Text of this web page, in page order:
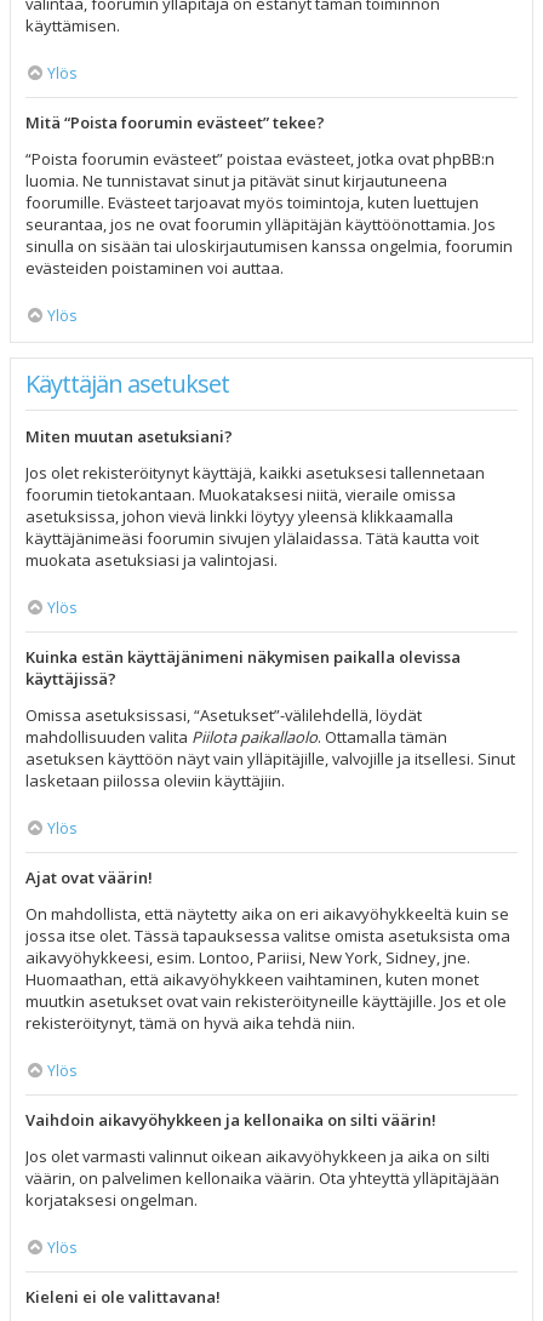
käyttämisen.
Ylös
Mitä “Poista foorumin evästeet” tekee?
“Poista foorumin evästeet” poistaa evästeet, jotka ovat phpBB:n
luomia. Ne tunnistavat sinut ja pitävät sinut kirjautuneena
foorumille. Evästeet tarjoavat myös toimintoja, kuten luettujen
seurantaa, jos ne ovat foorumin ylläpitäjän käyttöönottamia. Jos
sinulla on sisään tai uloskirjautumisen kanssa ongelmia, foorumin
evästeiden poistaminen voi auttaa.
Ylös
Käyttäjän asetukset
Miten muutan asetuksiani?
Jos olet rekisteröitynyt käyttäjä, kaikki asetuksesi tallennetaan
foorumin tietokantaan. Muokataksesi niitä, vieraile omissa
asetuksissa, johon vievä linkki löytyy yleensä klikkaamalla
käyttäjänimeäsi foorumin sivujen ylälaidassa. Tätä kautta voit
muokata asetuksiasi ja valintojasi.
Ylös
Kuinka estän käyttäjänimeni näkymisen paikalla olevissa
käyttäjissä?
Omissa asetuksissasi, “Asetukset”-välilehdellä, löydät
mahdollisuuden valita Piilota paikallaolo. Ottamalla tämän
asetuksen käyttöön näyt vain ylläpitäjille, valvojille ja itsellesi. Sinut
lasketaan piilossa oleviin käyttäjiin.
Ylös
Ajat ovat väärin!
On mahdollista, että näytetty aika on eri aikavyöhykkeeltä kuin se
jossa itse olet. Tässä tapauksessa valitse omista asetuksista oma
aikavyöhykkeesi, esim. Lontoo, Pariisi, New York, Sidney, jne.
Huomaathan, että aikavyöhykkeen vaihtaminen, kuten monet
muutkin asetukset ovat vain rekisteröityneille käyttäjille. Jos et ole
rekisteröitynyt, tämä on hyvä aika tehdä niin.
Ylös
Vaihdoin aikavyöhykkeen ja kellonaika on silti väärin!
Jos olet varmasti valinnut oikean aikavyöhykkeen ja aika on silti
väärin, on palvelimen kellonaika väärin. Ota yhteyttä ylläpitäjään
korjataksesi ongelman.
Ylös
Kieleni ei ole valittavana!